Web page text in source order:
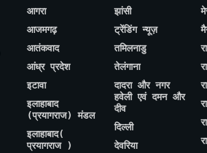
आगरा
आजमगढ़
आतंकवाद
आंध्र प्रदेश
इटावा
इलाहाबाद
(प्रयागराज) मंडल
इलाहाबाद(
प्रयागराज )
झांसी
ट्रेंडिंग न्यूज़
तमिलनाडु
तेलंगाना
दादरा और नगर
हवेली एवं दमन और
दीव
दिल्ली
देवरिया